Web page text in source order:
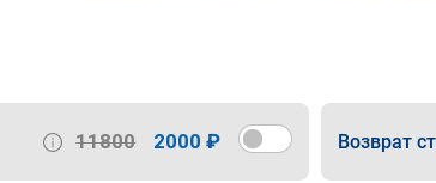
11800 2000 ₽ Возврат